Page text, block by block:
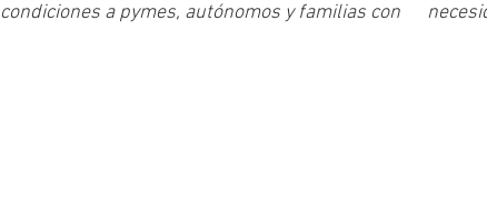
condiciones a pymes, autónomos y familias con